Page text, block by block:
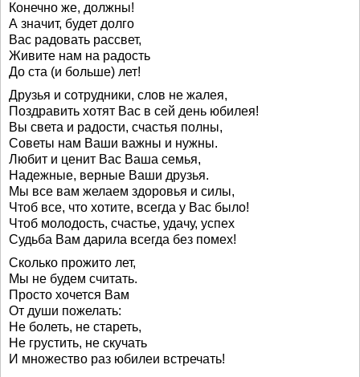
Конечно же, должны!
А значит, будет долго
Вас радовать рассвет,
Живите нам на радость
До ста (и больше) лет!
Друзья и сотрудники, слов не жалея,
Поздравить хотят Вас в сей день юбилея!
Вы света и радости, счастья полны,
Советы нам Ваши важны и нужны.
Любит и ценит Вас Ваша семья,
Надежные, верные Ваши друзья.
Мы все вам желаем здоровья и силы,
Чтоб все, что хотите, всегда у Вас было!
Чтоб молодость, счастье, удачу, успех
Судьба Вам дарила всегда без помех!
Сколько прожито лет,
Мы не будем считать.
Просто хочется Вам
От души пожелать:
Не болеть, не стареть,
Не грустить, не скучать
И множество раз юбилеи встречать!